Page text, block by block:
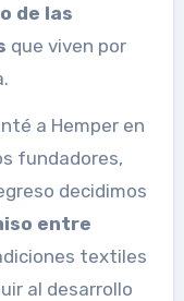
de las
que viven por
a Hemper en
fundadores,
decidimos
entre
textiles
al desarrollo